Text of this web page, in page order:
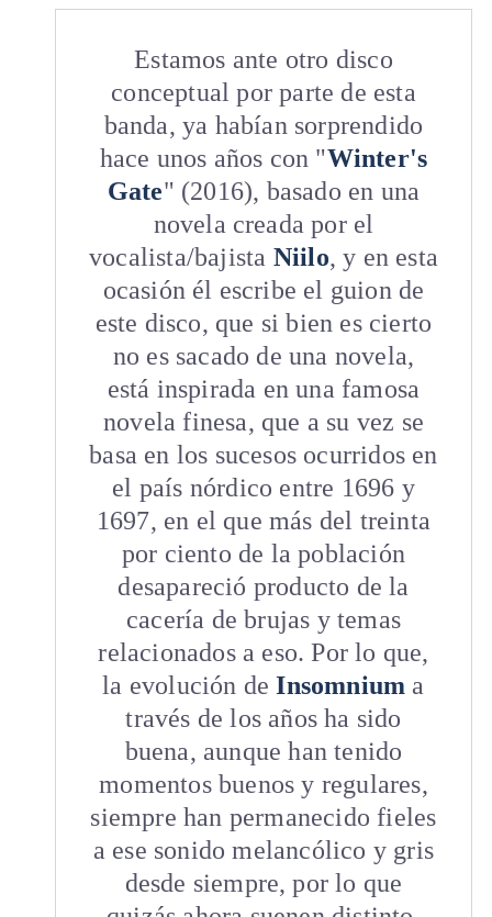
Estamos ante otro disco
conceptual por parte de esta
banda, ya habían sorprendido
hace unos años con "Winter's
Gate" (2016), basado en una
novela creada por el
vocalista/bajista Niilo, y en esta
ocasión él escribe el guion de
este disco, que si bien es cierto
no es sacado de una novela,
está inspirada en una famosa
novela finesa, que a su vez se
basa en los sucesos ocurridos en
el país nórdico entre 1696 y
1697, en el que más del treinta
por ciento de la población
desapareció producto de la
cacería de brujas y temas
relacionados a eso. Por lo que,
la evolución deInsomnium a
través de los años ha sido
buena, aunque han tenido
momentos buenos y regulares,
siempre han permanecido fieles
a ese sonido melancólico y gris
desde siempre, por lo que